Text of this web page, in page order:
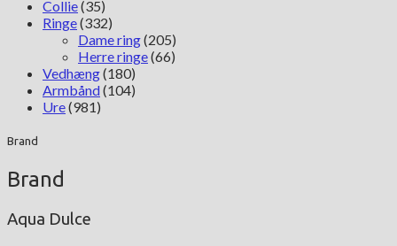
Collie(35)
Ringe(332)
Dame ring(205)
Herre ringe(66)
Vedhæng(180)
Armbånd(104)
Ure(981)
Brand
Brand
Aqua Dulce